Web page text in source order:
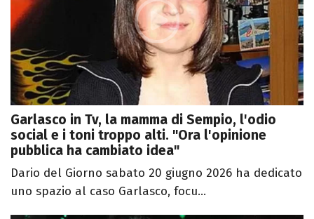
Garlasco in Tv, la mamma di Sempio, l'odio
social e i toni troppo alti. "Ora l'opinione
pubblica ha cambiato idea"
Dario del Giorno sabato 20 giugno 2026 ha dedicato
uno spazio al caso Garlasco, focu...